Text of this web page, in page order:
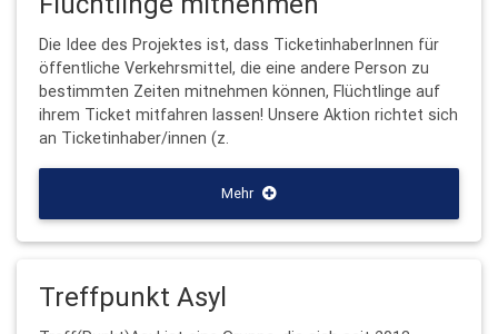
Die Idee des Projektes ist, dass TicketinhaberInnen für
öffentliche Verkehrsmittel, die eine andere Person zu
bestimmten Zeiten mitnehmen können, Flüchtlinge auf
ihrem Ticket mitfahren lassen! Unsere Aktion richtet sich
an Ticketinhaber/innen (z.
Mehr
Treffpunkt Asyl